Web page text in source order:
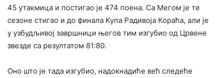
45 утакмица и постигао је 474 поена. Са Мегом је те
сезоне стигао и до финала Купа Радивоја Кораћа, али је
у узбудљивој завршници његов тим изгубио од Црвене
звезде са резултатом 81:80.
Оно што је тада изгубио, надокнадиће већ следеће